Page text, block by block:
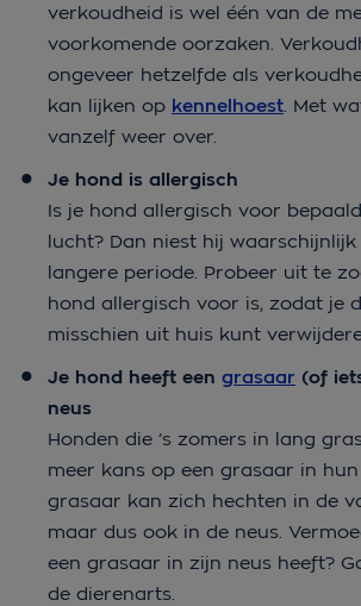
verkoudheid is wel één van de
voorkomende oorzaken.
ongeveer hetzelfde als
kan lijken op kennelhoest. Met
vanzelf weer over.
Je hond is allergisch
Is je hond allergisch voor
lucht? Dan niest hij waarschijnlijk
langere periode. Probeer uit te
hond allergisch voor is, zodat je
misschien uit huis kunt
Je hond heeft een grasaar (of
neus
Honden die ’s zomers in lang
meer kans op een grasaar in
grasaar kan zich hechten in de
maar dus ook in de neus.
een grasaar in zijn neus heeft?
de dierenarts.